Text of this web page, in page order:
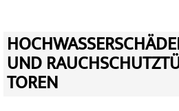
UND
TOREN